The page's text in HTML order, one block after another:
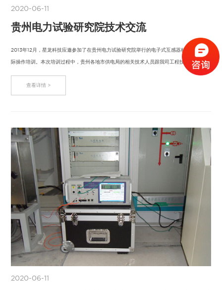
2020-06-11
贵州电力试验研究院技术交流
2013年12月，星龙科技应邀参加了在贵州电力试验研究院举行的电子式互感器校验理论和实
际操作培训。本次培训过程中，贵州各地市供电局的相关技术人员跟我司工程技术人员进
查看详情 >
2020-06-11